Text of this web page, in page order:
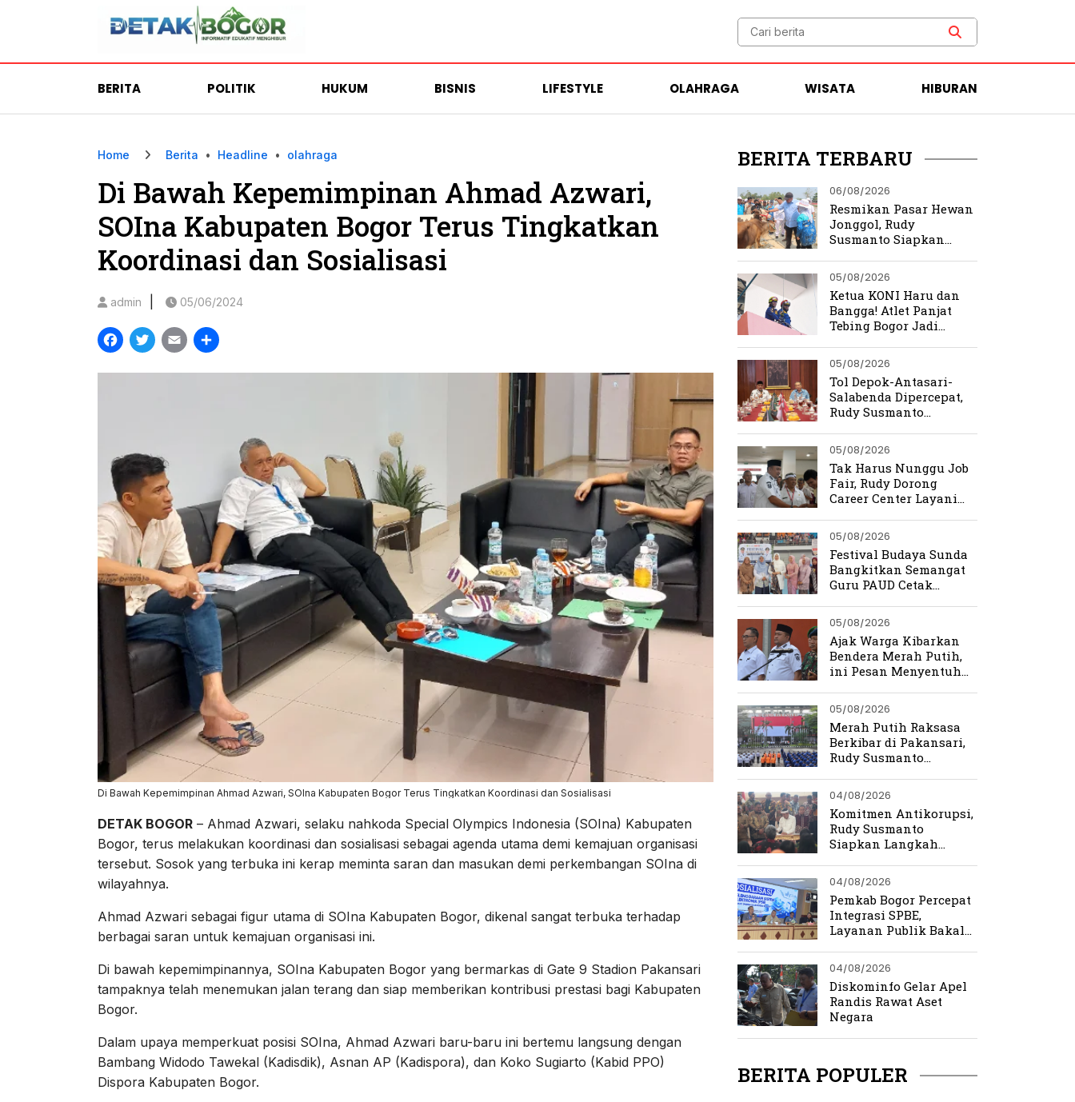
BERITA POLITIK HUKUM BISNIS LIFESTYLE OLAHRAGA WISATA HIBURAN
Home Berita • Headline • olahraga
Di Bawah Kepemimpinan Ahmad Azwari,
SOIna Kabupaten Bogor Terus Tingkatkan
Koordinasi dan Sosialisasi
admin 05/06/2024
Facebook
Twitter
Email
Di Bawah Kepemimpinan Ahmad Azwari, SOIna Kabupaten Bogor Terus Tingkatkan Koordinasi dan Sosialisasi
DETAK BOGOR – Ahmad Azwari, selaku nahkoda Special Olympics Indonesia (SOIna) Kabupaten
Bogor, terus melakukan koordinasi dan sosialisasi sebagai agenda utama demi kemajuan organisasi
tersebut. Sosok yang terbuka ini kerap meminta saran dan masukan demi perkembangan SOIna di
wilayahnya.
Ahmad Azwari sebagai figur utama di SOIna Kabupaten Bogor, dikenal sangat terbuka terhadap
berbagai saran untuk kemajuan organisasi ini.
Di bawah kepemimpinannya, SOIna Kabupaten Bogor yang bermarkas di Gate 9 Stadion Pakansari
tampaknya telah menemukan jalan terang dan siap memberikan kontribusi prestasi bagi Kabupaten
Bogor.
Dalam upaya memperkuat posisi SOIna, Ahmad Azwari baru-baru ini bertemu langsung dengan
Bambang Widodo Tawekal (Kadisdik), Asnan AP (Kadispora), dan Koko Sugiarto (Kabid PPO)
Dispora Kabupaten Bogor.
BERITA TERBARU
06/08/2026
Resmikan Pasar Hewan
Jonggol, Rudy
Susmanto Siapkan
Ekonomi Baru
05/08/2026
Ketua KONI Haru dan
Bangga! Atlet Panjat
Tebing Bogor Jadi
Merah Putih Raksasa
05/08/2026
Tol Depok-Antasari-
Salabenda Dipercepat,
Rudy Susmanto
Magnet Investasi
05/08/2026
Tak Harus Nunggu Job
Fair, Rudy Dorong
Career Center Layani
Hari
05/08/2026
Festival Budaya Sunda
Bangkitkan Semangat
Guru PAUD Cetak
05/08/2026
Ajak Warga Kibarkan
Bendera Merah Putih,
ini Pesan Menyentuh
05/08/2026
Merah Putih Raksasa
Berkibar di Pakansari,
Rudy Susmanto
Perjuangan
Kemerdekaan
04/08/2026
Komitmen Antikorupsi,
Rudy Susmanto
Siapkan Langkah
Pemerintahan
04/08/2026
Pemkab Bogor Percepat
Integrasi SPBE,
Layanan Publik Bakal
Terpadu
04/08/2026
Diskominfo Gelar Apel
Randis Rawat Aset
Negara
BERITA POPULER